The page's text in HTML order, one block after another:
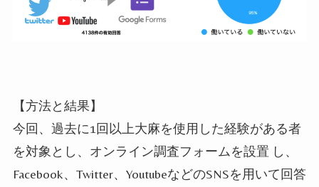
【方法と結果】
今回、過去に1回以上大麻を使用した経験がある者
を対象とし、オンライン調査フォームを設置 し、
Facebook、Twitter、YoutubeなどのSNSを用いて回答